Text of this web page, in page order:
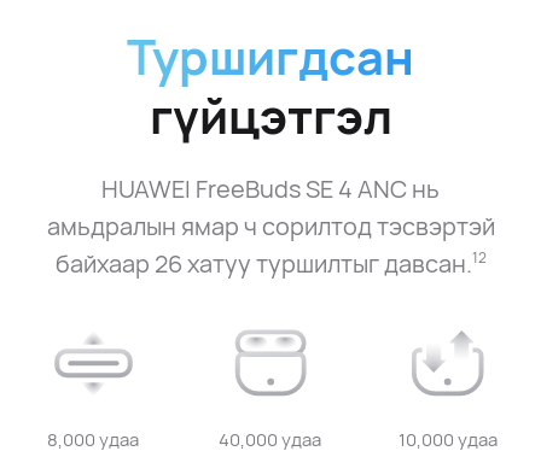
Туршигдсан
гүйцэтгэл
HUAWEI FreeBuds SE 4 ANC нь
амьдралын ямар ч сорилтод тэсвэртэй
байхаар 26 хатуу туршилтыг давсан.12
8,000 удаа
40,000 удаа
10,000 удаа